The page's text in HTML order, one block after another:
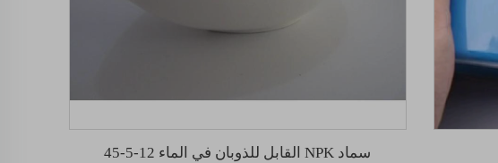
سماد NPK القابل للذوبان في الماء 12-5-45